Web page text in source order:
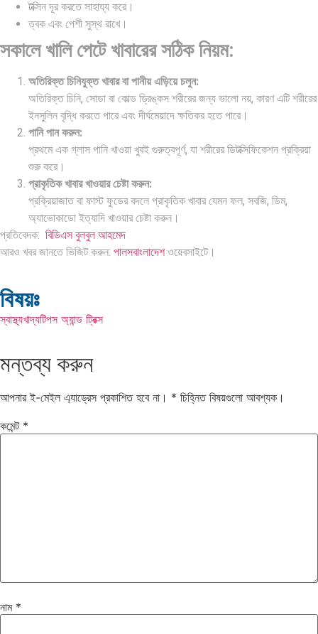
টক্সিন দূর করতে সাহায্য করে।
ত্বক এবং পেশী সুস্থ রাখে।
সকালে খালি পেটে খাবারের সঠিক নিয়ম:
অতিরিক্ত চিনিযুক্ত খাবার বা পানীয় এড়িয়ে চলুন:
অতিরিক্ত চিনি, সোডা বা কোল্ড ড্রিঙ্কস শরীরের জন্য ভালো নয়, কারণ এটি শরীরের
ইনসুলিন বৃদ্ধি করতে পারে এবং দীর্ঘমেয়াদে ক্ষতিকর হতে পারে।
পানি পান করুন:
প্রথমে এক গ্লাস পানি খাওয়া খুবই গুরুত্বপূর্ণ, যা শরীরের ডিটক্সিফিকেশন প্রক্রিয়া
শুরু করে।
প্রাকৃতিক খাবার খাওয়ার চেষ্টা করুন:
প্রক্রিয়াজাত বা ফাস্ট ফুডের বদলে প্রাকৃতিক খাবার যেমন ফল, সবজি, ডিম,
অ্যাভোকাডো ইত্যাদি খাওয়ার চেষ্টা করুন।
প্রতিবেদক: বিডিএস বুলবুল আহমেদ
আরও খবর জানতে ভিজিট করুন: পালসবাংলাদেশওয়েবসাইটে।
বিষয়ঃ
স্বাস্থ্যখাদ্যটিপস অ্যান্ড ট্রিক্স
মন্তব্য করুন
আপনার ই-মেইল এ্যাড্রেস প্রকাশিত হবে না। * চিহ্নিত বিষয়গুলো আবশ্যক।
কমেন্ট *
নাম *